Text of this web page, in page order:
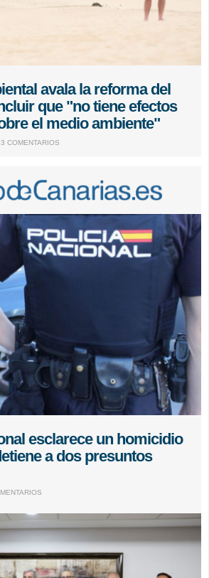
avala la reforma del
que "no tiene efectos
el medio ambiente"
3 COMENTARIOS
esclarece un homicidio
a dos presuntos